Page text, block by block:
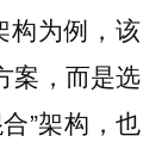
构为例，该
案，而是选
”架构，也